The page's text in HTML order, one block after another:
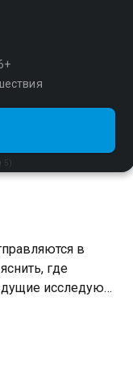
в
где
исследуют
городах: где
Никаких
только ответы